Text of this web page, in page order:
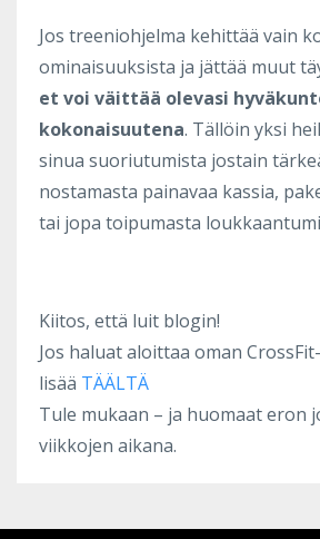
Jos treeniohjelma kehittää vain
ominaisuuksista ja jättää muut
et voi väittää olevasi
kokonaisuutena. Tällöin yksi
sinua suoriutumista jostain
nostamasta painavaa kassia,
tai jopa toipumasta
Kiitos, että luit blogin!
Jos haluat aloittaa oman
lisää TÄÄLTÄ
Tule mukaan – ja huomaat eron
viikkojen aikana.